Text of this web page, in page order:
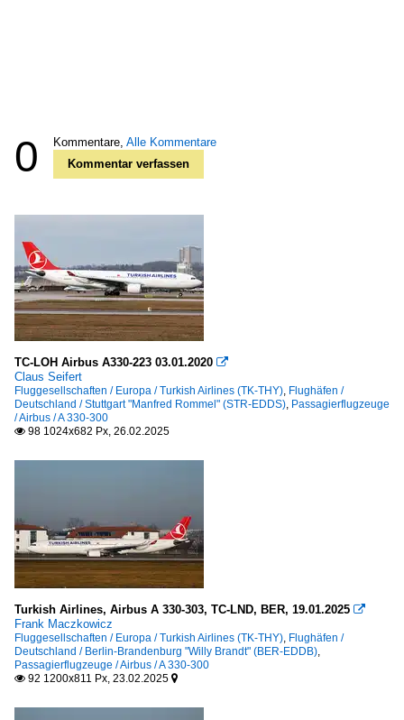
0 Kommentare, Alle Kommentare
Kommentar verfassen
TC-LOH Airbus A330-223 03.01.2020 
Claus Seifert
Fluggesellschaften / Europa / Turkish Airlines (TK-THY), Flughäfen /
Deutschland / Stuttgart "Manfred Rommel" (STR-EDDS), Passagierflugzeuge
/ Airbus / A 330-300
 98 1024x682 Px, 26.02.2025
Turkish Airlines, Airbus A 330-303, TC-LND, BER, 19.01.2025 
Frank Maczkowicz
Fluggesellschaften / Europa / Turkish Airlines (TK-THY), Flughäfen /
Deutschland / Berlin-Brandenburg "Willy Brandt" (BER-EDDB),
Passagierflugzeuge / Airbus / A 330-300
 92 1200x811 Px, 23.02.2025 